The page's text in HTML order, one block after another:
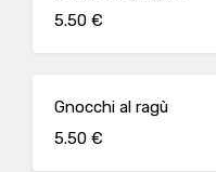
5.50 €
Gnocchi al ragù
5.50 €